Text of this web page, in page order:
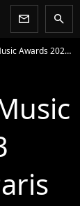
newsletter search
une édition grandiose, les votes sont ouverts !